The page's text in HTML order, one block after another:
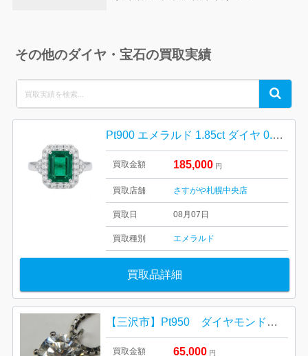
その他のダイヤ・宝石の買取実績
for:
Search
Pt900 エメラルド 1.85ct ダイヤ 0.72ct リング
買取金額 185,000 円
買取店舗 さすがや札幌中央店
買取日 08月07日
買取種別 エメラルド
買取品詳細
【三沢市】Pt950 ダイヤモンドネックレス をお買取り致しました！
買取金額 65,000 円